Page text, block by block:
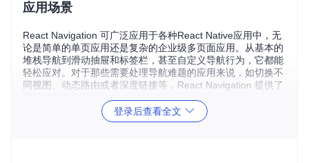
应用场景
React Navigation 可广泛应用于各种React Native应用中，无
论是简单的单页应用还是复杂的企业级多页面应用。从基本的
堆栈导航到滑动抽屉和标签栏，甚至自定义导航行为，它都能
轻松应对。对于那些需要处理导航难题的应用来说，如切换不
同视图、动态路由或者深度链接等，React Navigation 提供了
登录后查看全文